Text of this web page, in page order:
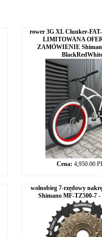
rower 3G XL Clunker-
LIMITOWANA
ZAMÓWIENIE
Cena: 4,950.00
wolnobieg 7-rzędowy
Shimano MF-TZ500-7 -